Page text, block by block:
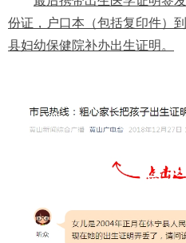
份证，户口本（包括复印件）
县妇幼保健院补办出生证明。